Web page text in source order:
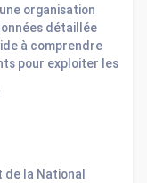
organisation
détaillée
à comprendre
pour exploiter les
de la National